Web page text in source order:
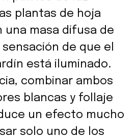
plantas de hoja
una masa difusa de
de que el
está iluminado.
combinar ambos
blancas y follaje
un efecto mucho
solo uno de los